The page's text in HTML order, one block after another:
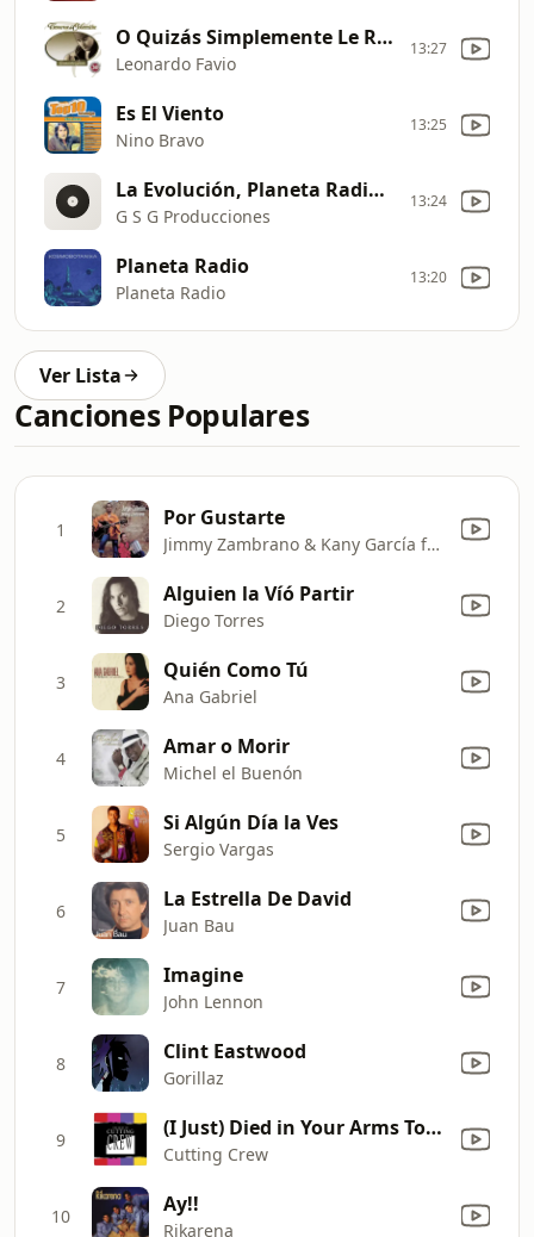
O Quizás Simplemente Le Regale Una Rosa
Leonardo Favio
13:27
Es El Viento
Nino Bravo
13:25
La Evolución, Planeta Radio Girando Al Ritmo De Tu Vida
G S G Producciones
13:24
Planeta Radio
Planeta Radio
13:20
Ver Lista
Canciones Populares
1 Por Gustarte
Jimmy Zambrano & Kany García feat. Jorge Celedón
2 Alguien la Víó Partir
Diego Torres
3 Quién Como Tú
Ana Gabriel
4 Amar o Morir
Michel el Buenón
5 Si Algún Día la Ves
Sergio Vargas
6 La Estrella De David
Juan Bau
7 Imagine
John Lennon
8 Clint Eastwood
Gorillaz
9 (I Just) Died in Your Arms Tonight
Cutting Crew
10 Ay!!
Rikarena